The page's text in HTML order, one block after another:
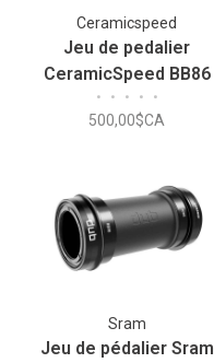
Ceramicspeed
Jeu de pedalier
CeramicSpeed BB86
• • • • •
500,00$CA
Sram
Jeu de pédalier Sram